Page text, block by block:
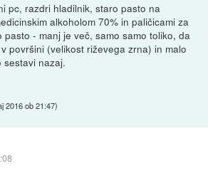
pc, razdri hladilnik, staro pasto na
alkoholom 70% in paličicami za
- manj je več, samo samo toliko, da
površini (velikost riževega zrna) in malo
sestavi nazaj.
2016 ob 21:47)